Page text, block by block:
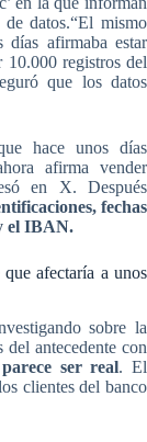
datos.“El mismo
días afirmaba estar
registros del
que los datos
hace unos días
afirma vender
en X. Después
fechas
el IBAN.
afectaría a unos
sobre la
del antecedente con
ser real. El
clientes del banco